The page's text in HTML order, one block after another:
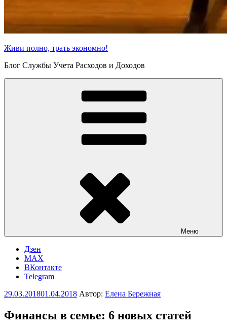
Живи полно, трать экономно!
Блог Службы Учета Расходов и Доходов
Меню
Дзен
MAX
ВКонтакте
Telegram
Опубликовано
29.03.201801.04.2018 Автор: Елена Бережная
Финансы в семье: 6 новых статей